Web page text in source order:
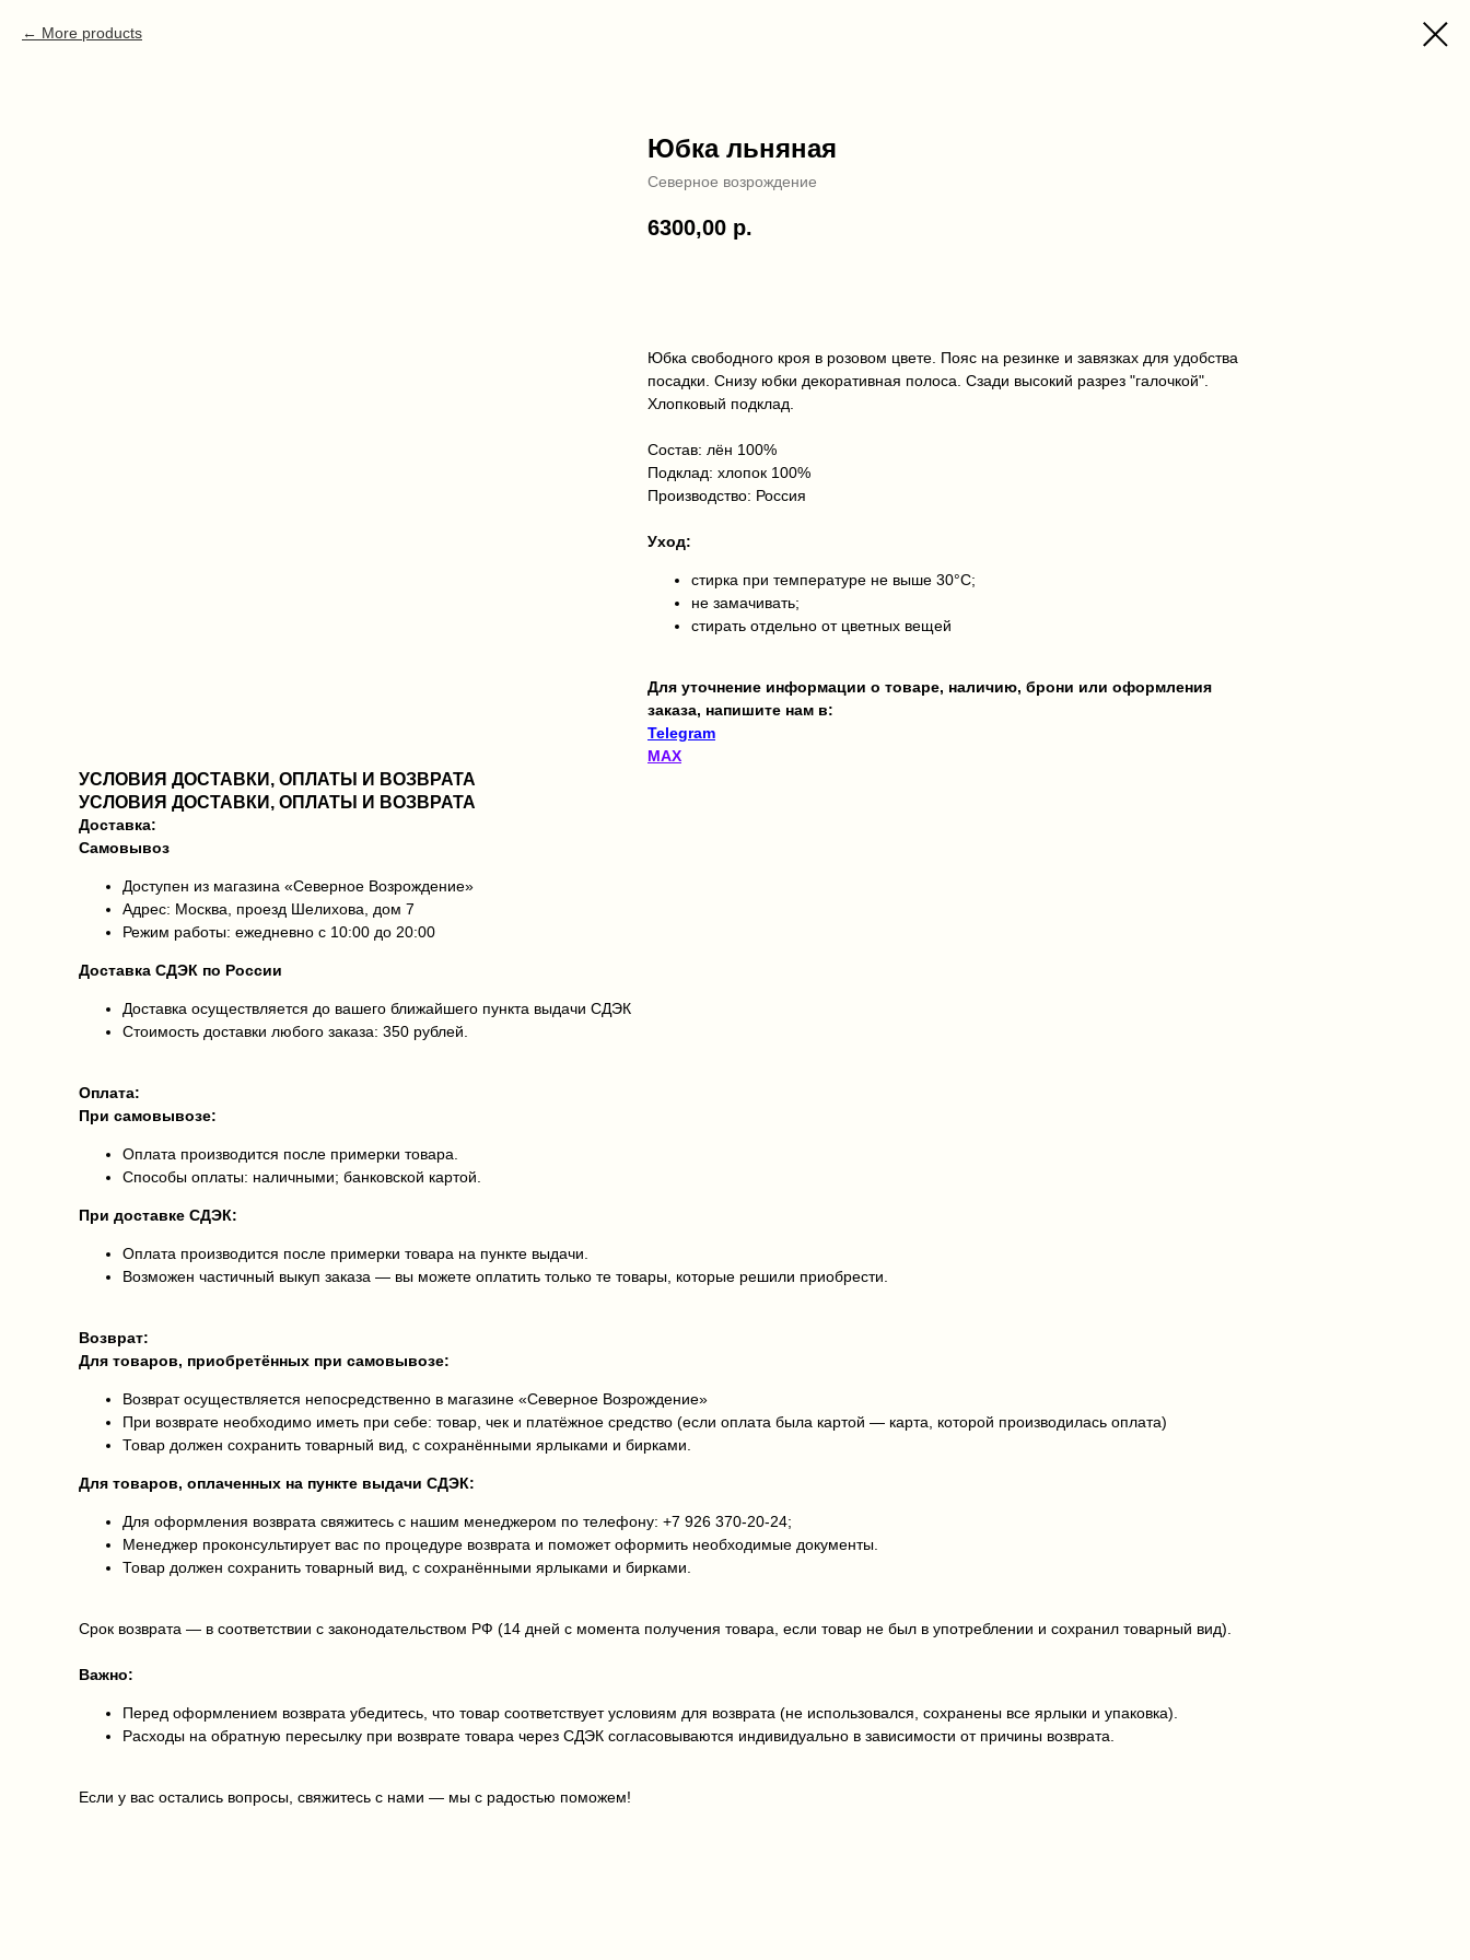
More products
Юбка льняная
Северное возрождение
6300,00 р.
Юбка свободного кроя в розовом цвете. Пояс на резинке и завязках для удобства
посадки. Снизу юбки декоративная полоса. Сзади высокий разрез "галочкой".
Хлопковый подклад.
Состав: лён 100%
Подклад: хлопок 100%
Производство: Россия
Уход:
стирка при температуре не выше 30°C;
не замачивать;
стирать отдельно от цветных вещей
Для уточнение информации о товаре, наличию, брони или оформления
заказа, напишите нам в:
Telegram
MAX
УСЛОВИЯ ДОСТАВКИ, ОПЛАТЫ И ВОЗВРАТА
УСЛОВИЯ ДОСТАВКИ, ОПЛАТЫ И ВОЗВРАТА
Доставка:
Самовывоз
Доступен из магазина «Северное Возрождение»
Адрес: Москва, проезд Шелихова, дом 7
Режим работы: ежедневно с 10:00 до 20:00
Доставка СДЭК по России
Доставка осуществляется до вашего ближайшего пункта выдачи СДЭК
Стоимость доставки любого заказа: 350 рублей.
Оплата:
При самовывозе:
Оплата производится после примерки товара.
Способы оплаты: наличными; банковской картой.
При доставке СДЭК:
Оплата производится после примерки товара на пункте выдачи.
Возможен частичный выкуп заказа — вы можете оплатить только те товары, которые решили приобрести.
Возврат:
Для товаров, приобретённых при самовывозе:
Возврат осуществляется непосредственно в магазине «Северное Возрождение»
При возврате необходимо иметь при себе: товар, чек и платёжное средство (если оплата была картой — карта, которой производилась оплата)
Товар должен сохранить товарный вид, с сохранёнными ярлыками и бирками.
Для товаров, оплаченных на пункте выдачи СДЭК:
Для оформления возврата свяжитесь с нашим менеджером по телефону: +7 926 370‑20‑24;
Менеджер проконсультирует вас по процедуре возврата и поможет оформить необходимые документы.
Товар должен сохранить товарный вид, с сохранёнными ярлыками и бирками.
Срок возврата — в соответствии с законодательством РФ (14 дней с момента получения товара, если товар не был в употреблении и сохранил товарный вид).
Важно:
Перед оформлением возврата убедитесь, что товар соответствует условиям для возврата (не использовался, сохранены все ярлыки и упаковка).
Расходы на обратную пересылку при возврате товара через СДЭК согласовываются индивидуально в зависимости от причины возврата.
Если у вас остались вопросы, свяжитесь с нами — мы с радостью поможем!